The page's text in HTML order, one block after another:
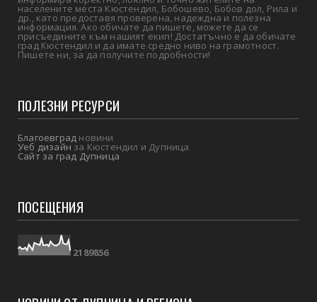
населените места Кюстендил, Бобошево, Бобов дол, Рила и
др., като предоставя проверена, надеждна и полезна
информация. Ако обичате да пишете, можете да се
присъедините към нашият екип! Достатъчно е да обичате
град Кюстендил и да имате средно ниво на грамотност.
Пишете ни, за да получите подробности!
ПОЛЕЗНИ РЕСУРСИ
Благоевград новини
Уеб дизайнза Кюстендил и Дупница
Сайт за град Дупница
ПОСЕЩЕНИЯ
21 89856